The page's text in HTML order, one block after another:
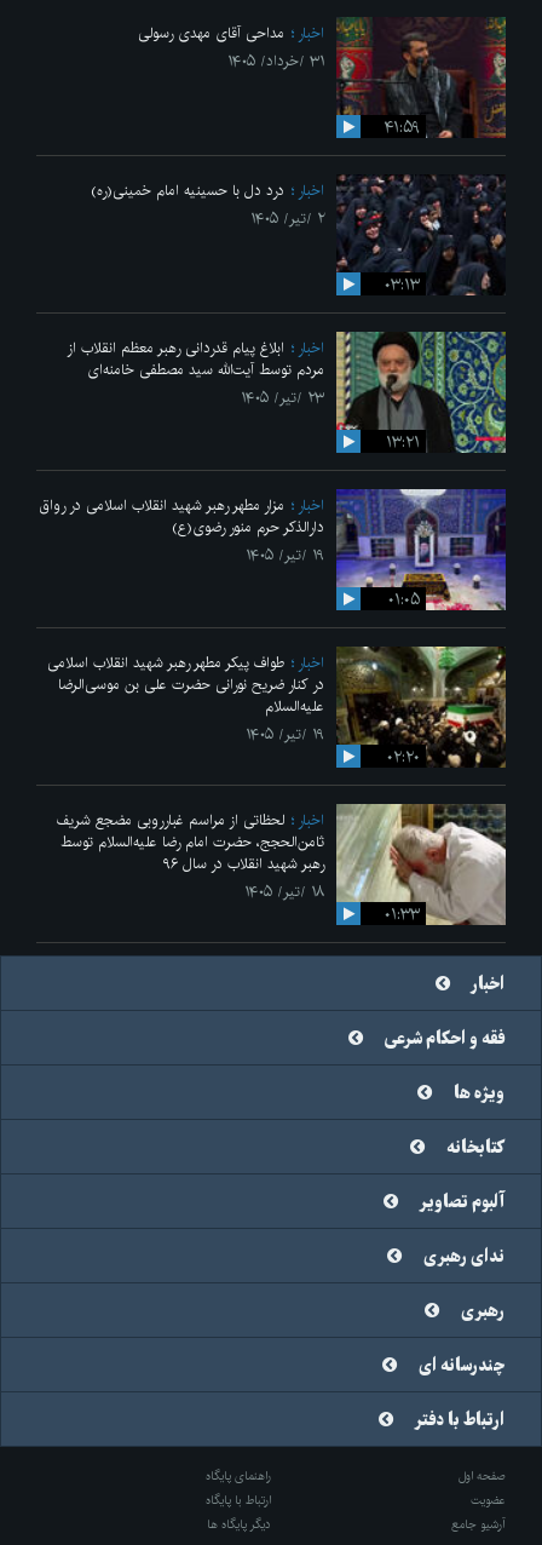
۴۱:۵۹
اخبار
مداحی آقای مهدی رسولی
۳۱ /خرداد/ ۱۴۰۵
۰۳:۱۳
اخبار
درد دل با حسینیه امام خمینی(ره)
۲ /تیر/ ۱۴۰۵
۱۳:۲۱
اخبار
ابلاغ پیام قدردانی رهبر معظم انقلاب از
مردم توسط آیت‌الله سید مصطفی خامنه‌ای
۲۳ /تیر/ ۱۴۰۵
۰۱:۰۵
اخبار
مزار مطهر رهبر شهید انقلاب اسلامی در رواق
دارالذکر حرم منور رضوی(ع)
۱۹ /تیر/ ۱۴۰۵
۰۲:۲۰
اخبار
طواف پیکر مطهر رهبر شهید انقلاب اسلامی
در کنار ضریح نورانی حضرت علی‌ بن موسی‌الرضا
علیه‌السلام
۱۹ /تیر/ ۱۴۰۵
۰۱:۳۳
اخبار
لحظاتی از مراسم غبارروبی مضجع شریف
ثامن‌الحجج، حضرت امام رضا علیه‌السلام توسط
رهبر شهید انقلاب در سال ۹۶
۱۸ /تیر/ ۱۴۰۵
اخبار
فقه و احکام شرعی
ویژه ها
کتابخانه
آلبوم تصاویر
ندای رهبری
رهبری
چندرسانه ای
ارتباط با دفتر
صفحه اول
راهنمای پایگاه
عضویت
ارتباط با پایگاه
آرشیو جامع
دیگر پایگاه ها